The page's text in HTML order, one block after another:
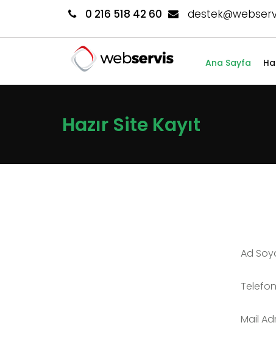
0 216 518 42 60
Ana Sayfa
Hazır Site Kayıt
Ad
Mail